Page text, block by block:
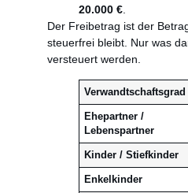
20.000 €.
Der Freibetrag ist der
steuerfrei bleibt. Nur was
versteuert werden.
Verwandtschaftsgrad
Ehepartner /
Lebenspartner
Kinder / Stiefkinder
Enkelkinder